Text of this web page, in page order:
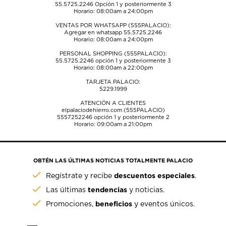
55.5725.2246Opción 1 y posteriormente 3
Horario: 08:00am a 24:00pm
VENTAS POR WHATSAPP (555PALACIO):
Agregar en whatsapp 55.5725.2246
Horario: 08:00am a 24:00pm
PERSONAL SHOPPING (555PALACIO):
55.5725.2246opción 1 y posteriormente 3
Horario: 08:00am a 22:00pm
TARJETA PALACIO:
5229.1999
ATENCIÓN A CLIENTES
elpalaciodehierro.com (555PALACIO)
5557252246opción 1 y posteriormente 2
Horario: 09:00am a 21:00pm
OBTÉN LAS ÚLTIMAS NOTICIAS TOTALMENTE PALACIO
Regístrate y recibedescuentos especiales.
Las últimastendencias y noticias.
Promociones, beneficios y eventos únicos.